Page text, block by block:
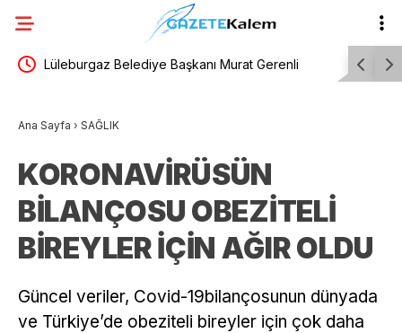
eşitlik Lüleburgaz Belediye Başkanı Murat Gerenli
Ana Sayfa › SAĞLIK
KORONAVİRÜSÜN
BİLANÇOSU OBEZİTELİ
BİREYLER İÇİN AĞIR OLDU
Güncel veriler, Covid-19bilançosunun dünyada
ve Türkiye’de obeziteli bireyler için çok daha